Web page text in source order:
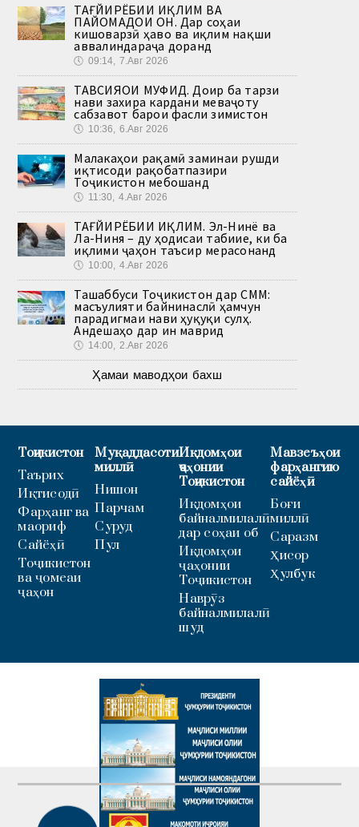
ТАҒЙИРЁБИИ ИҚЛИМ ВА
ПАЙОМАДҲОИ ОН. Дар соҳаи
кишоварзӣ ҳаво ва иқлим нақши
аввалиндараҷа доранд
🕔 09:14, 7.Авг 2026
ТАВСИЯҲОИ МУФИД. Доир ба тарзи
нави захира кардани меваҷоту
сабзавот барои фасли зимистон
🕔 10:36, 6.Авг 2026
Малакаҳои рақамӣ заминаи рушди
иқтисоди рақобатпазири
Тоҷикистон мебошанд
🕔 11:30, 4.Авг 2026
ТАҒЙИРЁБИИ ИҚЛИМ. Эл-Нинё ва
Ла-Ниня – ду ҳодисаи табиие, ки ба
иқлими ҷаҳон таъсир мерасонанд
🕔 10:00, 4.Авг 2026
Ташаббуси Тоҷикистон дар СММ:
масъулияти байнинаслӣ ҳамчун
парадигмаи нави ҳуқуқи сулҳ.
Андешаҳо дар ин маврид
🕔 14:00, 2.Авг 2026
Ҳамаи маводҳои бахш
Тоҷикистон
Таърих
Иқтисодӣ
Фарҳанг ва
маориф
Сайёҳӣ
Тоҷикистон
ва ҷомеаи
ҷаҳон
Муқаддасоти
миллӣ
Нишон
Парчам
Суруд
Пул
Иқдомҳои
ҷаҳонии
Тоҷикистон
Иқдомҳои
байналмилалӣ
дар соҳаи об
Иқдомҳои
ҷаҳонии
Тоҷикистон
Наврӯз
байналмилалӣ
шуд
Мавзеъҳои
фарҳангию
сайёҳӣ
Боғи
миллӣ
Саразм
Ҳисор
Ҳулбук